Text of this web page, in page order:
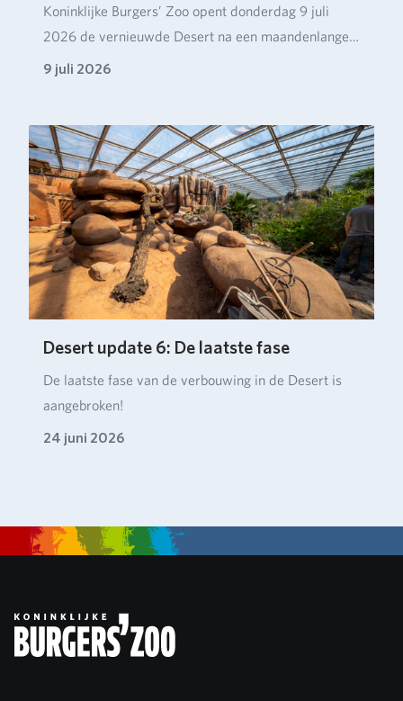
Koninklijke Burgers’ Zoo opent donderdag 9 juli
2026 de vernieuwde Desert na een maandenlange
verbou…
9 juli 2026
Desert update 6: De laatste fase
De laatste fase van de verbouwing in de Desert is
aangebroken!
24 juni 2026